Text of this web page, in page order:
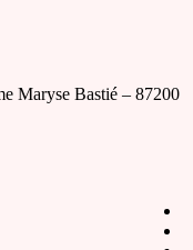
Maryse Bastié – 87200